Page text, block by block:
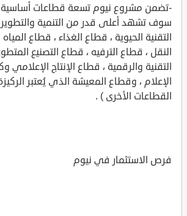
-تضمن مشروع نيوم تسعة قطاعات أساسية
سوف تشهد أعلى قدر من التنمية
التقنية الحيوية ، قطاع الغذاء ، قطاع
النقل ، قطاع الترفيه ، قطاع التصنيع
التقنية والرقمية ، قطاع الإنتاج
الإعلام ، وقطاع المعيشة الذي يُعتبر
القطاعات الأخرى ) .
فرص الاستثمار في نيوم